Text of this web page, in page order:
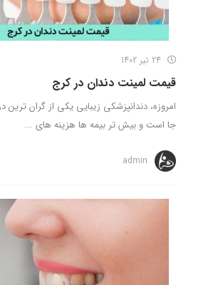
قیمت لمینت دندان در کرج
امروزه، دندانپزشکی زیبایی یکی از گران ترین
جا است و بیش تر بیمه ها هزینه های ...
admin